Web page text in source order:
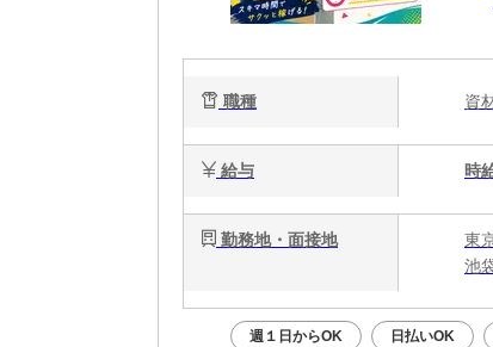
職種 資
給与 時
勤務地・面接地
東
池
週１日からOK 日払いOK